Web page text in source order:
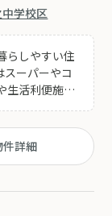
学校区
らしやすい住
ーパーやコ
生活利便施設
利な立地♪ ◆
いた室内は障
じられる空
や続き間の和
での利用や
件詳細